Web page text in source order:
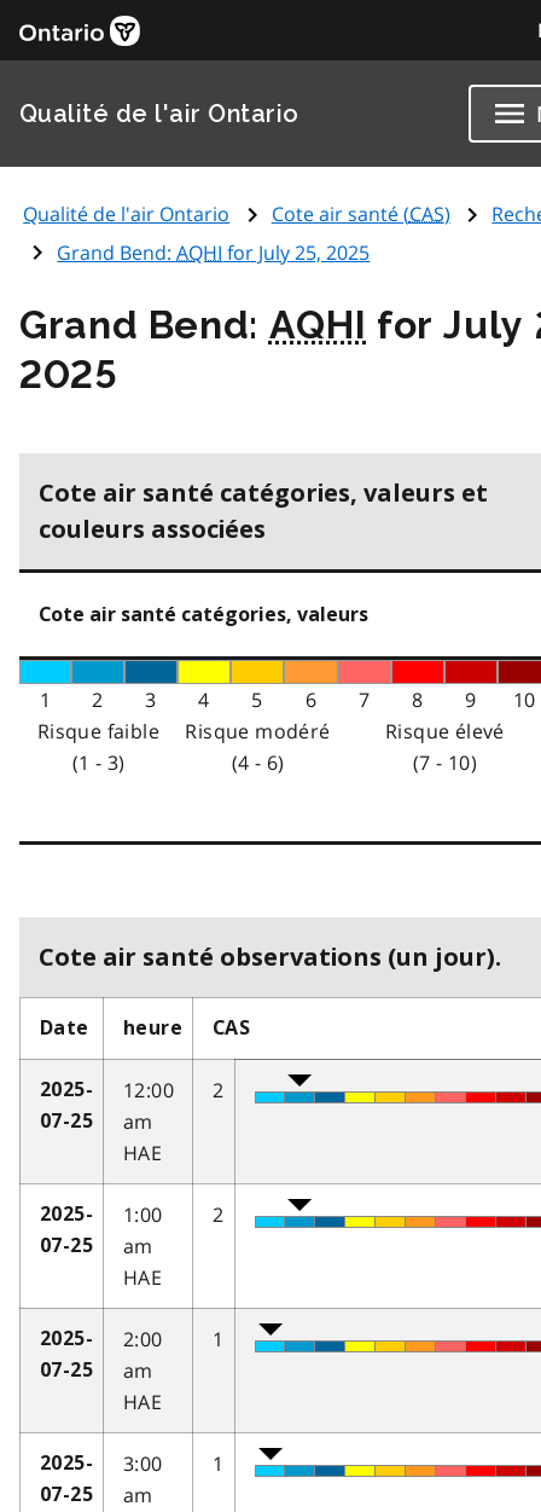
Qualité de l'air Ontario
Qualité de l'air Ontario Cote air santé (CAS)
Grand Bend:AQHI for July 25, 2025
Grand Bend: AQHI for July
2025
Cote air santé catégories, valeurs et
couleurs associées
Cote air santé catégories, valeurs
1 2 3 4 5 6 7 8 9
10
Risque faible
(1 - 3)
Risque modéré
(4 - 6)
Risque élevé
(7 - 10)
Cote air santé observations (un jour).
Date heure CAS
2025-
07-25
12:00
am
HAE
2
2025-
07-25
1:00
am
HAE
2
2025-
07-25
2:00
am
HAE
1
2025-
07-25
3:00
am
1